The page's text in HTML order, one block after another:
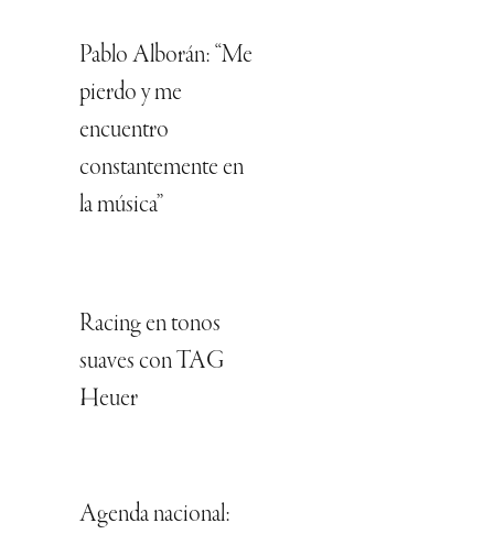
Pablo Alborán: “Me
pierdo y me
encuentro
constantemente en
la música”
Racing en tonos
suaves con TAG
Heuer
Agenda nacional: